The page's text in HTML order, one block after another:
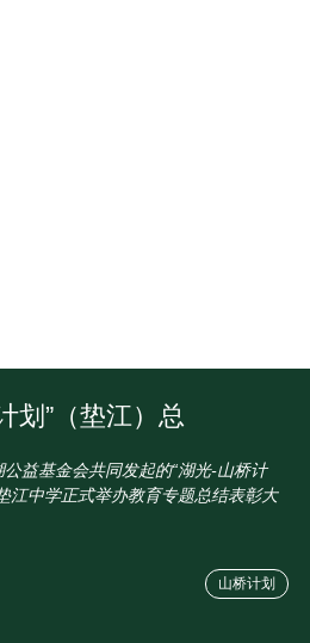
划”（垫江）总
益基金会共同发起的“湖光-山桥计
江中学正式举办教育专题总结表彰大
山桥计划